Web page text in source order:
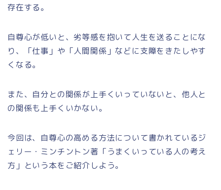
存在する。
自尊心が低いと、劣等感を抱いて人生を送ることにな
り、「仕事」や「人間関係」などに支障をきたしやす
くなる。
また、自分との関係が上手くいっていないと、他人と
の関係も上手くいかない。
今回は、自尊心の高める方法について書かれているジ
ェリー・ミンチントン著「うまくいっている人の考え
方」という本をご紹介しよう。